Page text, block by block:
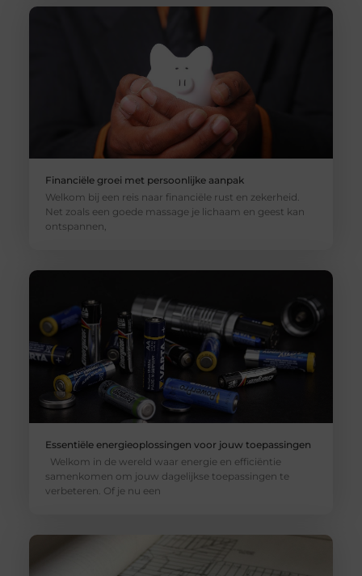
Financiële groei met persoonlijke aanpak
Welkom bij een reis naar financiële rust en zekerheid.
Net zoals een goede massage je lichaam en geest kan
ontspannen,
Essentiële energieoplossingen voor jouw toepassingen
Welkom in de wereld waar energie en efficiëntie
samenkomen om jouw dagelijkse toepassingen te
verbeteren. Of je nu een